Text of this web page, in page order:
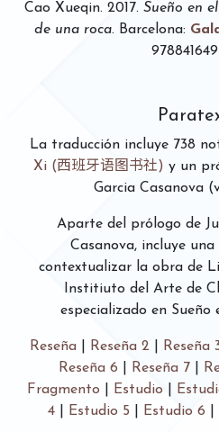
Cao Xueqin. 2017. Sueño en
de una roca. Barcelona:
La traducción incluye 738
Xi (西班牙语图书社) y un
Garcia Casanova
Aparte del prólogo de
Casanova, incluye
contextualizar la obra de
Institiuto del Arte de
especializado en Sueño
Reseña| Reseña 2| Reseña
Reseña 6
Reseña 7
Fragmento
Estudio
4
Estudio 5 Estudio 6